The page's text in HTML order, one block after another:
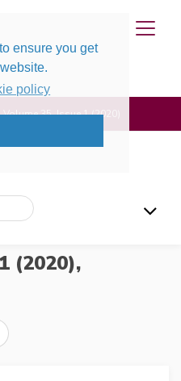
ensure you get
policy
Volume 35, Issue 1 (2020)
(2020),